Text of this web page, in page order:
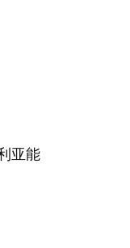
亚能